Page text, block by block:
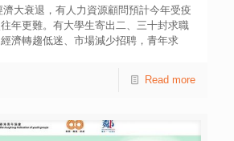
濟大衰退，有人力資源顧問預計今年受疫
年更難。有大學生寄出二、三十封求職
濟轉趨低迷、市場減少招聘，青年求
為Slasher、有青年轉行從事專業主修以
前路會比以往崎嶇，但相信總會找到出
Read more